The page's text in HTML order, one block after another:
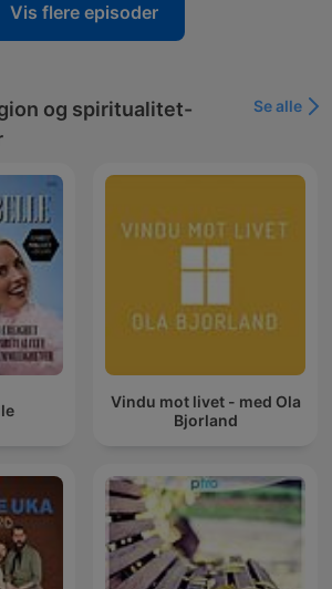
Vis flere episoder
og spiritualitet-
Se alle
Vindu mot livet - med Ola
Bjorland